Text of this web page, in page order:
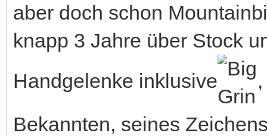
aber doch schon
knapp 3 Jahre über Stock
Handgelenke inklusive
Bekannten, seines